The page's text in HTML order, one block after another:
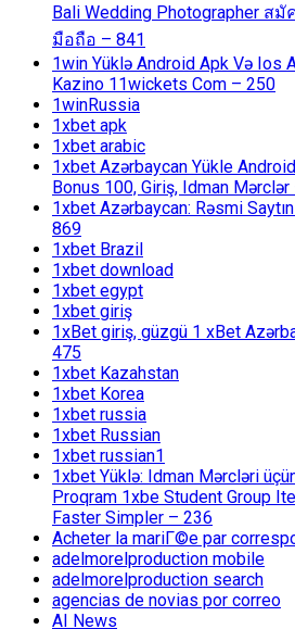
Bali Wedding Photographer ส
มือถือ – 841
1win Yüklə Android Apk Və Ios
Kazino 11wickets Com – 250
1winRussia
1xbet apk
1xbet arabic
1xbet Azərbaycan Yükle
Bonus 100, Giriş, Idman
1xbet Azərbaycan: Rəsmi
869
1xbet Brazil
1xbet download
1xbet egypt
1xbet giriş
1xBet giriş, güzgü 1 xBet
475
1xbet Kazahstan
1xbet Korea
1xbet russia
1xbet Russian
1xbet russian1
1xbet Yüklə: Idman Mərcləri
Proqram 1xbe Student Group
Faster Simpler – 236
Acheter la mariГ©e par
adelmorelproduction mobile
adelmorelproduction search
agencias de novias por correo
AI News